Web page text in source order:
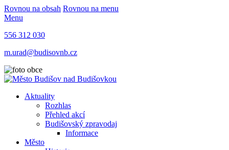
Rovnou na obsah Rovnou na menu
Menu
556 312 030
m.urad@budisovnb.cz
Aktuality
Rozhlas
Přehled akcí
Budišovský zpravodaj
Informace
Město